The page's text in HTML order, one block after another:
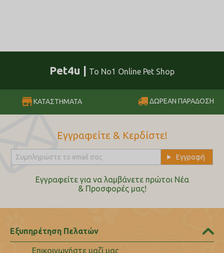
Pet4u | Το No1 Online Pet Shop
ΚΑΤΑΣΤΗΜΑΤΑ ΔΩΡΕΑΝ ΠΑΡΑΔΟΣΗ
Εγγραφείτε & Κερδίστε!
Εγγραφείτε για να λαμβάνετε πρώτοι Nέα
& Προσφορές μας!
Εξυπηρέτηση Πελατών
Επικοινωνήστε μαζί μας